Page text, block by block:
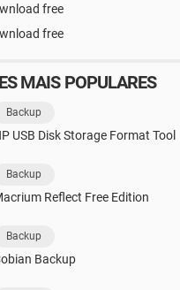
free
free
MAIS POPULARES
Backup
USB Disk Storage Format Tool
Backup
Reflect Free Edition
Backup
Backup